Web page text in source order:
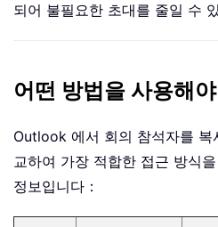
되어 불필요한 초대를 줄일 수 있
어떤 방법을 사용해
Outlook 에서 회의 참석자를 복
교하여 가장 적합한 접근 방식
정보입니다：